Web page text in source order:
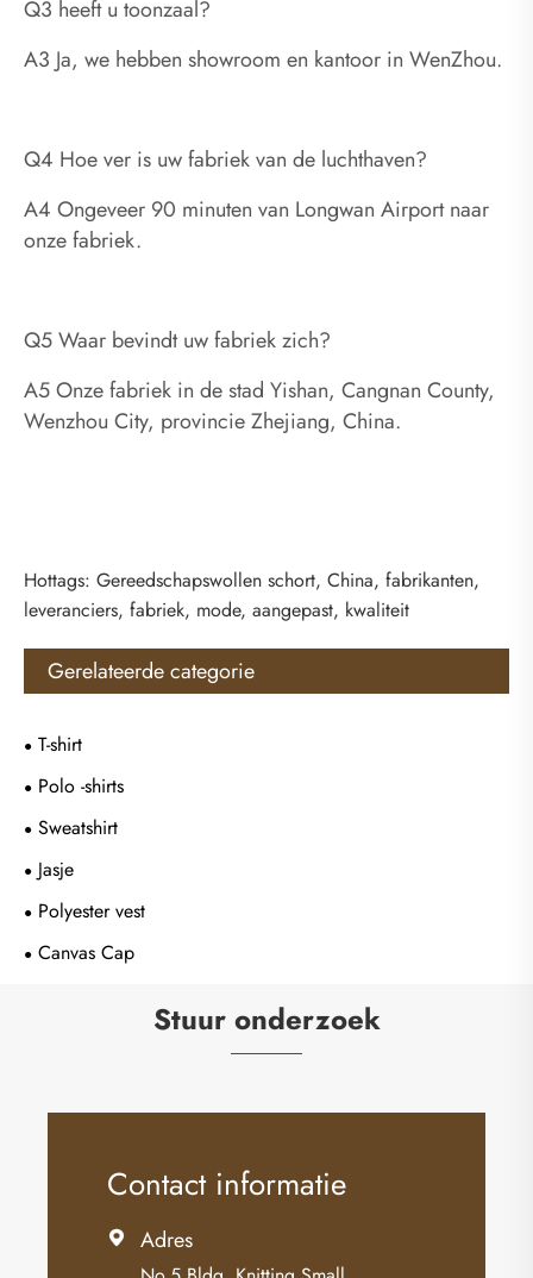
Q3 heeft u toonzaal?
A3 Ja, we hebben showroom en kantoor in WenZhou.
Q4 Hoe ver is uw fabriek van de luchthaven?
A4 Ongeveer 90 minuten van Longwan Airport naar
onze fabriek.
Q5 Waar bevindt uw fabriek zich?
A5 Onze fabriek in de stad Yishan, Cangnan County,
Wenzhou City, provincie Zhejiang, China.
Hottags: Gereedschapswollen schort, China, fabrikanten,
leveranciers, fabriek, mode, aangepast, kwaliteit
Gerelateerde categorie
T-shirt
Polo -shirts
Sweatshirt
Jasje
Polyester vest
Canvas Cap
Stuur onderzoek
Contact informatie
 Adres